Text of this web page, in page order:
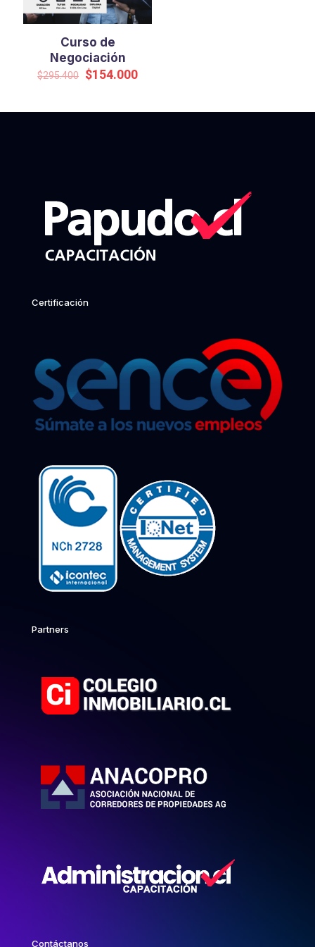
Curso de
Negociación
$295.400 Original
$295.400.
$154.000Current
$154.000.
Certificación
Partners
Contáctanos